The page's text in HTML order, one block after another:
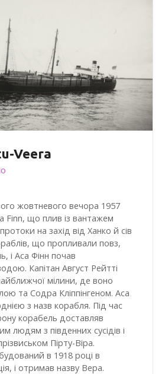
Veera
жовтневого вечора 1957
Finn, що плив із вантажем
на захід від Ханко й сів
що пропливали повз,
і Аса Фінн почав
Капітан Август Рейтті
мілини, де воно
та Содра Кліппінгеном. Аса
з назв корабля. Під час
корабель доставляв
людям з південних сусідів і
Пірту-Віра.
в 1918 році в
і отримав назву Вера.